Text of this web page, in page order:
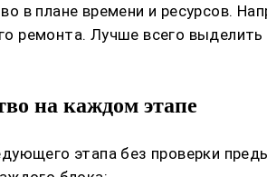
в плане времени и ресурсов.
ремонта. Лучше всего
на каждом этапе
этапа без проверки